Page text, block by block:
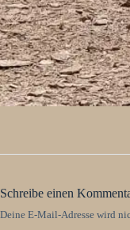
Schreibe einen
Deine E-Mail-Adresse wird